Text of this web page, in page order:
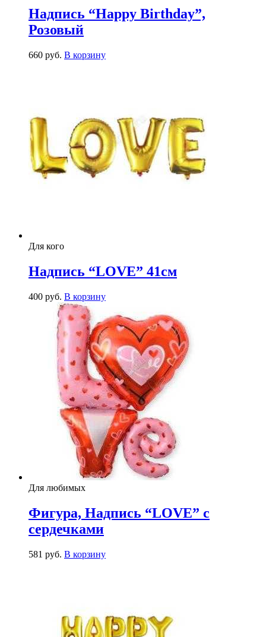
Надпись “Happy Birthday”,
Розовый
660 руб. В корзину
Для кого
Надпись “LOVE” 41см
400 руб. В корзину
Для любимых
Фигура, Надпись “LOVE” с
сердечками
581 руб. В корзину